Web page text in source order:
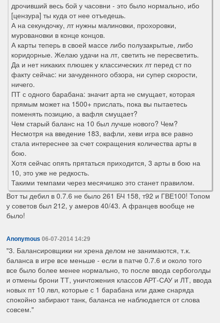
дрочивший весь бой у часовни - это было нормально, ибо
[цензура] ты куда от нее отъедешь.
А на секундочку, лт нужны малиновки, прохоровки,
муровановки в конце концов.
А карты теперь в своей массе либо полузакрытые, либо
коридорные. Желаю удачи на лт, светить не пересветить.
Да и нет никаких плюшек у классических лт перед ст по
факту сейчас: ни зачуденного обзора, ни супер скорости,
ничего.
ПТ с одного барабана: значит арта не смущает, которая
прямым может на 1500+ прислать, пока вы пытаетесь
поменять позицию, а вафля смущает?
Чем старый баланс на 10 был лучше нового? Чем?
Несмотря на введение 183, вафли, хеви игра все равно
стала интереснее за счет сокращения количества арты в
бою.
Хотя сейчас опять прятаться приходится, 3 арты в бою на
10, это уже не редкость.
Такими темпами через месячишко это станет правилом.
Вот ты дебил в 0.7.6 не было 261 БЧ 158, т92 и ГВЕ100! Топом
у советов был 212, у амеров 40/43. А францев вообще не
было!
Anonymous 06-07-2014 14:29
"3. Балансировщики ни хрена делом не занимаются, т.к.
баланса в игре все меньше - если в патче 0.7.6 и около того
все было более менее нормально, то после ввода сербоголды
и отмены брони ТТ, уничтожения классов АРТ-САУ и ЛТ, ввода
новых пт 10 лвл, которые с 1 барабана или даже снаряда
спокойно забирают танк, баланса не наблюдается от слова
совсем."